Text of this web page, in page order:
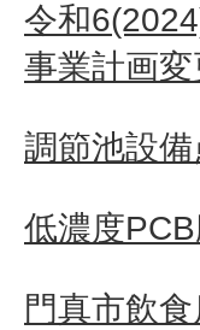
令和
事業計画
調節池設
低濃度
門真市飲